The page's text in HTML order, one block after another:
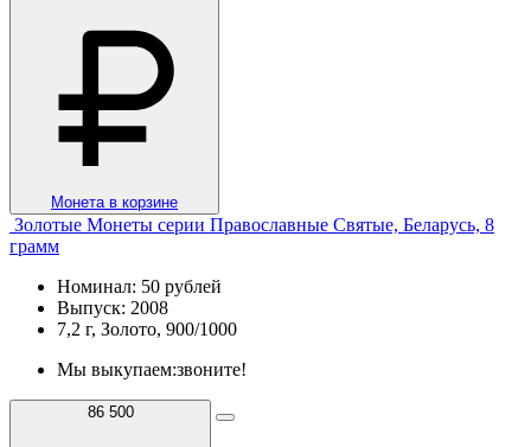
Монета в корзине
Золотые Монеты серии Православные Святые, Беларусь, 8
грамм
Номинал: 50 рублей
Выпуск: 2008
7,2 г, Золото, 900/1000
Мы выкупаем:звоните!
86 500